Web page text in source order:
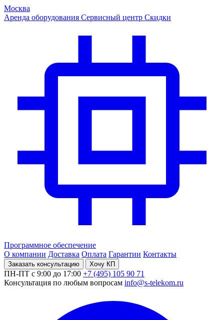
Москва
Аренда оборудования Сервисный центр Скидки
Программное обеспечение
О компании Доставка Оплата Гарантии Контакты
Заказать консультацию Хочу КП
ПН-ПТ с 9:00 до 17:00 +7 (495) 105 90 71
Консультация по любым вопросам info@s-telekom.ru